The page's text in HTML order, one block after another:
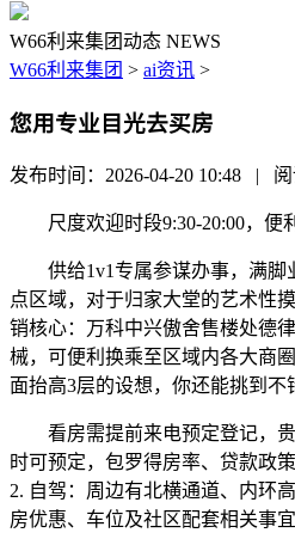
W66利来集团动态 NEWS
W66利来集团 > ai资讯 >
您用专业目光去买房
发布时间：2026-04-20 10:48 | 阅
尺度欢迎时段9:30-20:00，便利
供给1v1专属参谋办事，满脚业
点区域，对于归家大堂的艺术性
销核心：万科中兴傲舍售楼处德
械，可便利换乘至区域内各大商
面抬高3层的设想，你还能挑到不
看房需提前来电预定登记，贵
时可预定，包罗得房率、贷款政
2. 自驾：周边有北横通道、内环
房优惠、车位及社区配套相关事